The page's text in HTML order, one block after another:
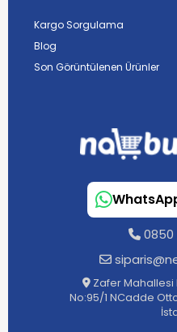
Kargo Sorgulama
Blog
Son Görüntülenen Ürünler
0850
Zafer Mahallesi
No:95/1 NCadde